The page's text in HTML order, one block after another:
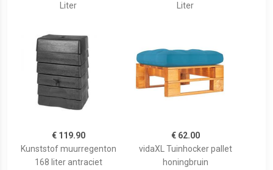
Liter
Liter
€ 119.90
Kunststof muurregenton
168 liter antraciet
€ 62.00
vidaXL Tuinhocker pallet
honingbruin